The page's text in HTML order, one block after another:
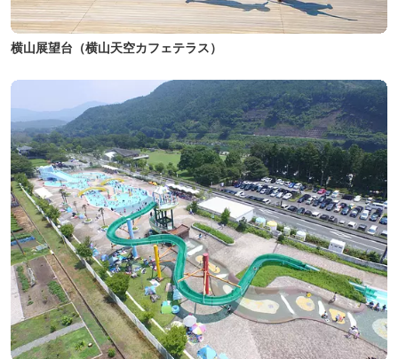
横山展望台（横山天空カフェテラス）